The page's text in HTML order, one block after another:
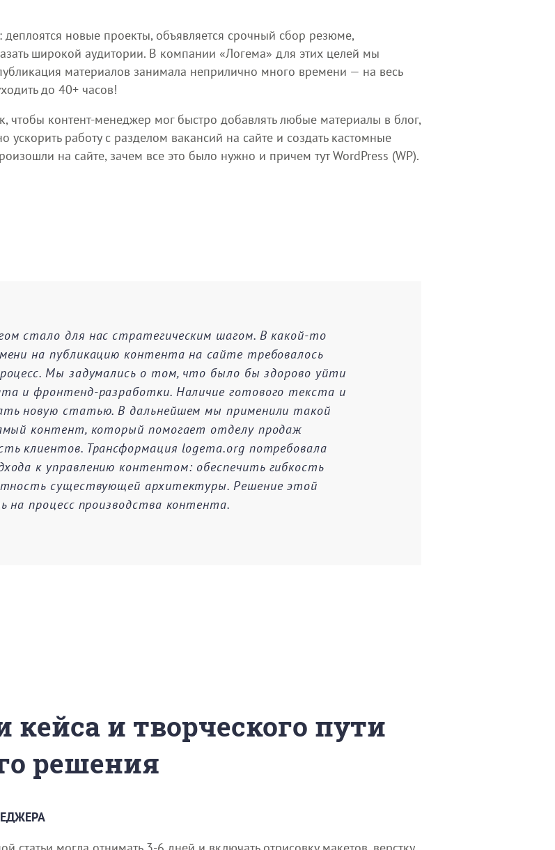
новые проекты, объявляется срочный сбор резюме,
широкой аудитории. В компании «Логема» для этих целей мы
материалов занимала неприлично много времени — на весь
до 40+ часов!
чтобы контент-менеджер мог быстро добавлять любые материалы в блог,
работу с разделом вакансий на сайте и создать кастомные
на сайте, зачем все это было нужно и причем тут WordPress (WP).
стало для нас стратегическим шагом. В какой-то
на публикацию контента на сайте требовалось
Мы задумались о том, что было бы здорово уйти
и фронтенд-разработки. Наличие готового текста и
новую статью. В дальнейшем мы применили такой
контент, который помогает отделу продаж
клиентов. Трансформация logema.org потребовала
к управлению контентом: обеспечить гибкость
существующей архитектуры. Решение этой
на процесс производства контента.
кейса и творческого пути
решения